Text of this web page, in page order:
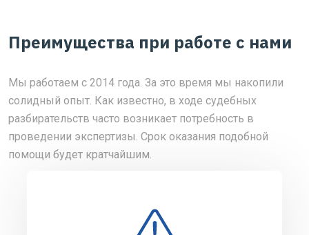
Преимущества при работе с нами
Мы работаем с 2014 года. За это время мы накопили
солидный опыт. Как известно, в ходе судебных
разбирательств часто возникает потребность в
проведении экспертизы. Срок оказания подобной
помощи будет кратчайшим.